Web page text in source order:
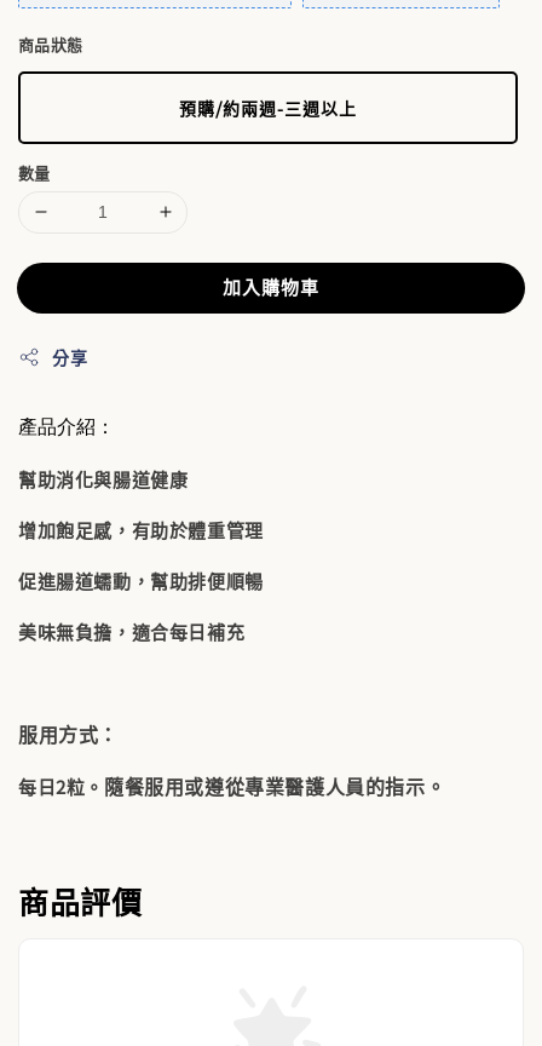
商品狀態
預購/約兩週-三週以上
數量
加入購物車
分享
產品介紹：
幫助消化與腸道健康
增加飽足感，有助於體重管理
促進腸道蠕動，幫助排便順暢
美味無負擔，適合每日補充
服用方式：
每日2粒。 隨餐服用或遵從專業醫護人員的指示。
商品評價